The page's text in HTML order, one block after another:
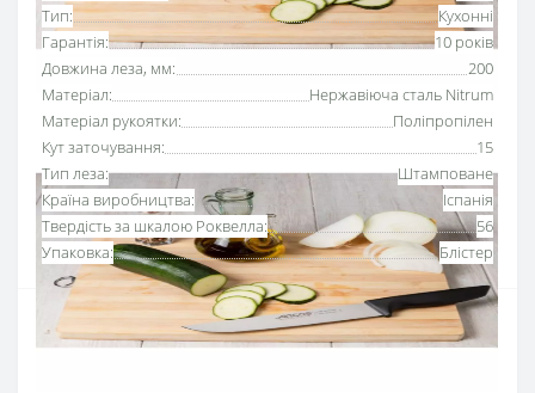
Тип:
Кухонні
Гарантія:
10 років
Довжина леза, мм:
200
Матеріал:
Нержавіюча сталь Nitrum
Матеріал рукоятки:
Поліпропілен
Кут заточування:
15
Тип леза:
Штамповане
Країна виробництва:
Іспанія
Твердість за шкалою Роквелла:
56
Упаковка:
Блістер
Ніж кухонний 200 мм серії «Ніца»Аркос